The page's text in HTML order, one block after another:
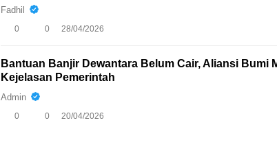
Fadhil
0 0 28/04/2026
Bantuan Banjir Dewantara Belum Cair, Aliansi Bumi
Kejelasan Pemerintah
Admin
0 0 20/04/2026